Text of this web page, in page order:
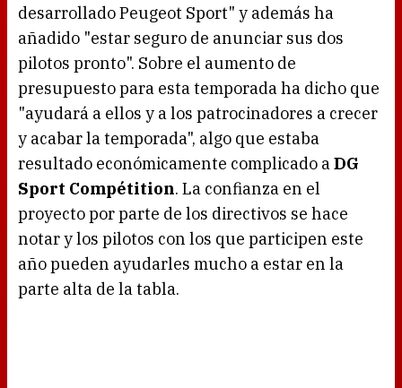
desarrollado Peugeot Sport" y además ha
añadido "estar seguro de anunciar sus dos
pilotos pronto". Sobre el aumento de
presupuesto para esta temporada ha dicho que
"ayudará a ellos y a los patrocinadores a crecer
y acabar la temporada", algo que estaba
resultado económicamente complicado aDG
Sport Compétition. La confianza en el
proyecto por parte de los directivos se hace
notar y los pilotos con los que participen este
año pueden ayudarles mucho a estar en la
parte alta de la tabla.